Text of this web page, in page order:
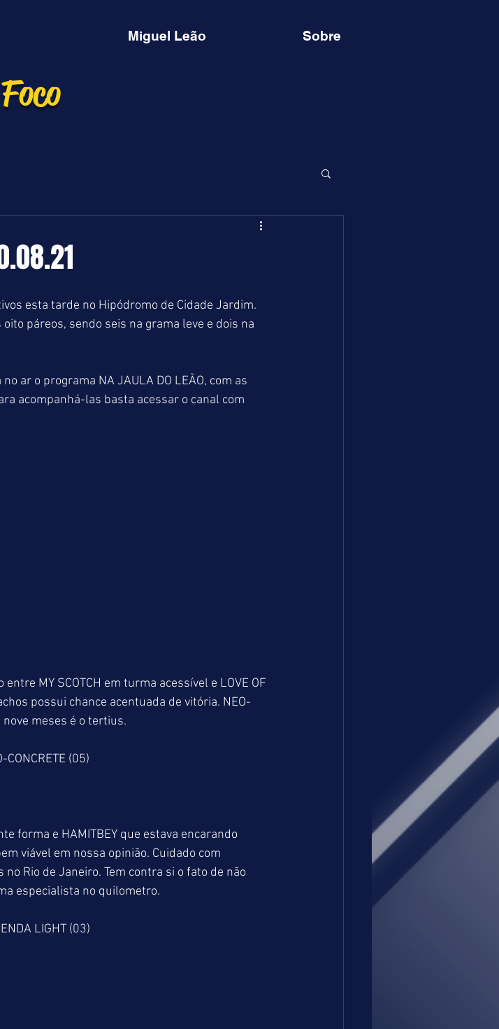
Miguel Leão Sobre
esta tarde no Hipódromo de Cidade Jardim.
páreos, sendo seis na grama leve e dois na
ar o programa NA JAULA DO LEÃO, com as
acompanhá-las basta acessar o canal com
MY SCOTCH em turma acessível e LOVE OF
possui chance acentuada de vitória. NEO-
nove meses é o tertius.
CONCRETE (05)
forma e HAMITBEY que estava encarando
viável em nossa opinião. Cuidado com
Rio de Janeiro. Tem contra si o fato de não
especialista no quilometro.
LIGHT (03)